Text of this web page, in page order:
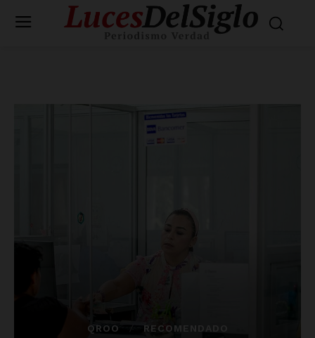
QROO RECOMENDADO